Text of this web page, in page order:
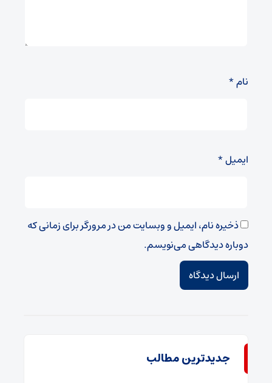
نام*
ایمیل*
ذخیره نام، ایمیل و وبسایت من در مرورگر برای زمانی که
دوباره دیدگاهی می‌نویسم.
جدیدترین مطالب